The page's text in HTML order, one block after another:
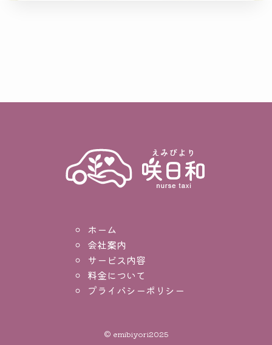
ホーム
会社案内
サービス内容
料金について
プライバシーポリシー
© emibiyori2025